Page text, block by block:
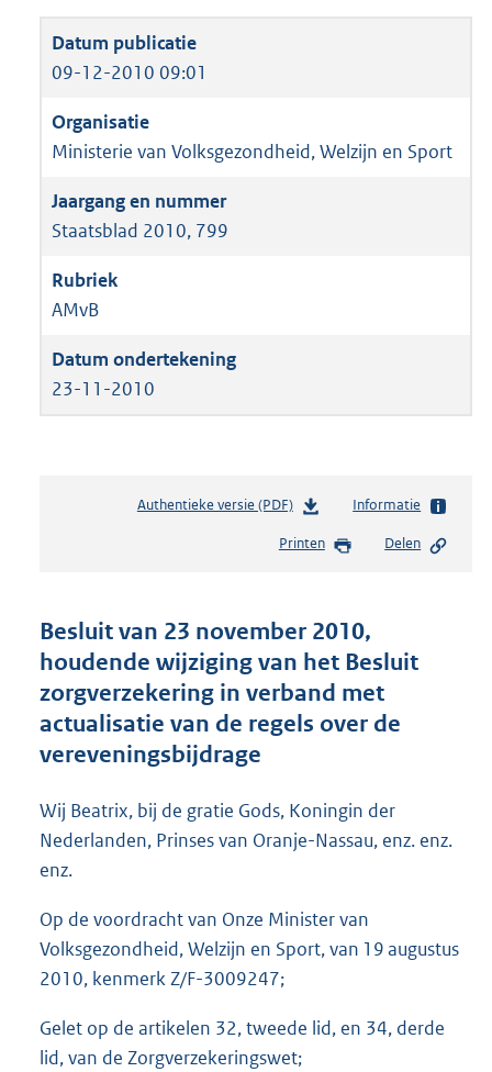
09-12-2010 09:01
Ministerie van Volksgezondheid, Welzijn en Sport
Staatsblad 2010, 799
AMvB
23-11-2010
Authentieke versie (PDF)b
s
d
s
g
r
o
t
:
K
b
Informatie
Printen Delen
Besluit van 23 november 2010,
houdende wijziging van het Besluit
zorgverzekering in verband met
actualisatie van de regels over de
vereveningsbijdrage
Wij Beatrix, bij de gratie Gods, Koningin der
Nederlanden, Prinses van Oranje-Nassau, enz. enz.
enz.
Op de voordracht van Onze Minister van
Volksgezondheid, Welzijn en Sport, van 19 augustus
2010, kenmerk Z/F-3009247;
Gelet op de artikelen 32, tweede lid, en 34, derde
lid, van de Zorgverzekeringswet;